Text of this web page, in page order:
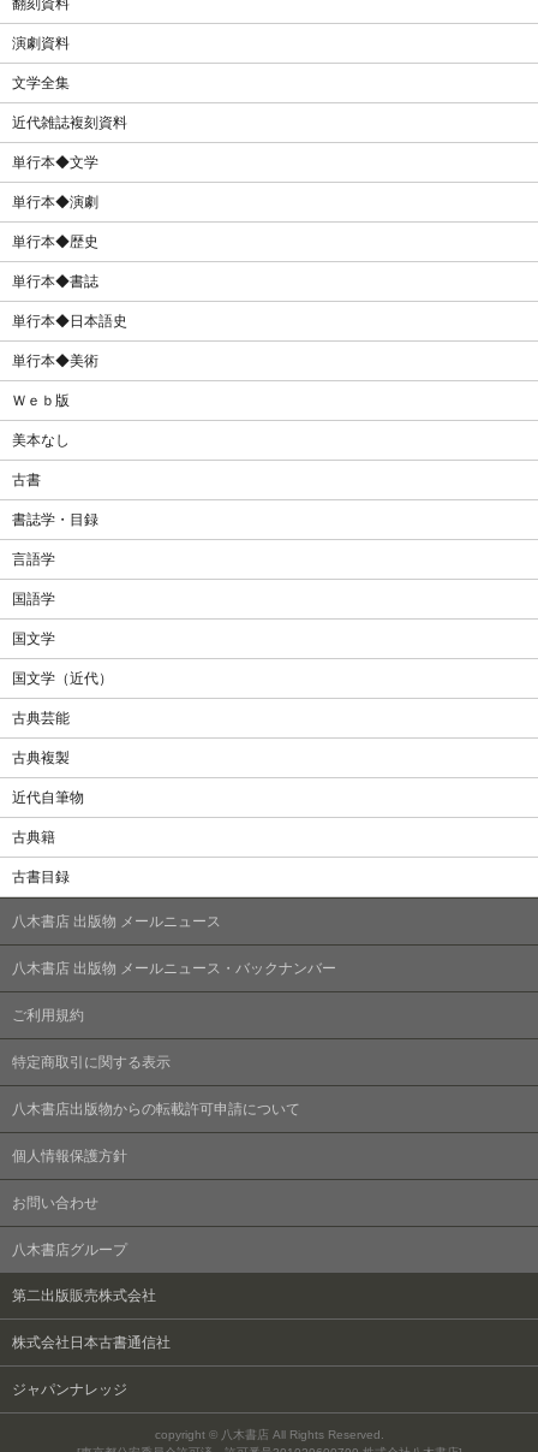
演劇資料
文学全集
近代雑誌複刻資料
単行本◆文学
単行本◆演劇
単行本◆歴史
単行本◆書誌
単行本◆日本語史
単行本◆美術
Ｗｅｂ版
美本なし
古書
書誌学・目録
言語学
国語学
国文学
国文学（近代）
古典芸能
古典複製
近代自筆物
古典籍
古書目録
八木書店 出版物 メールニュース
八木書店 出版物 メールニュース・バックナンバー
ご利用規約
特定商取引に関する表示
八木書店出版物からの転載許可申請について
個人情報保護方針
お問い合わせ
八木書店グループ
copyright © 八木書店 All Rights Reserved.
第二出版販売株式会社
株式会社日本古書通信社
ジャパンナレッジ